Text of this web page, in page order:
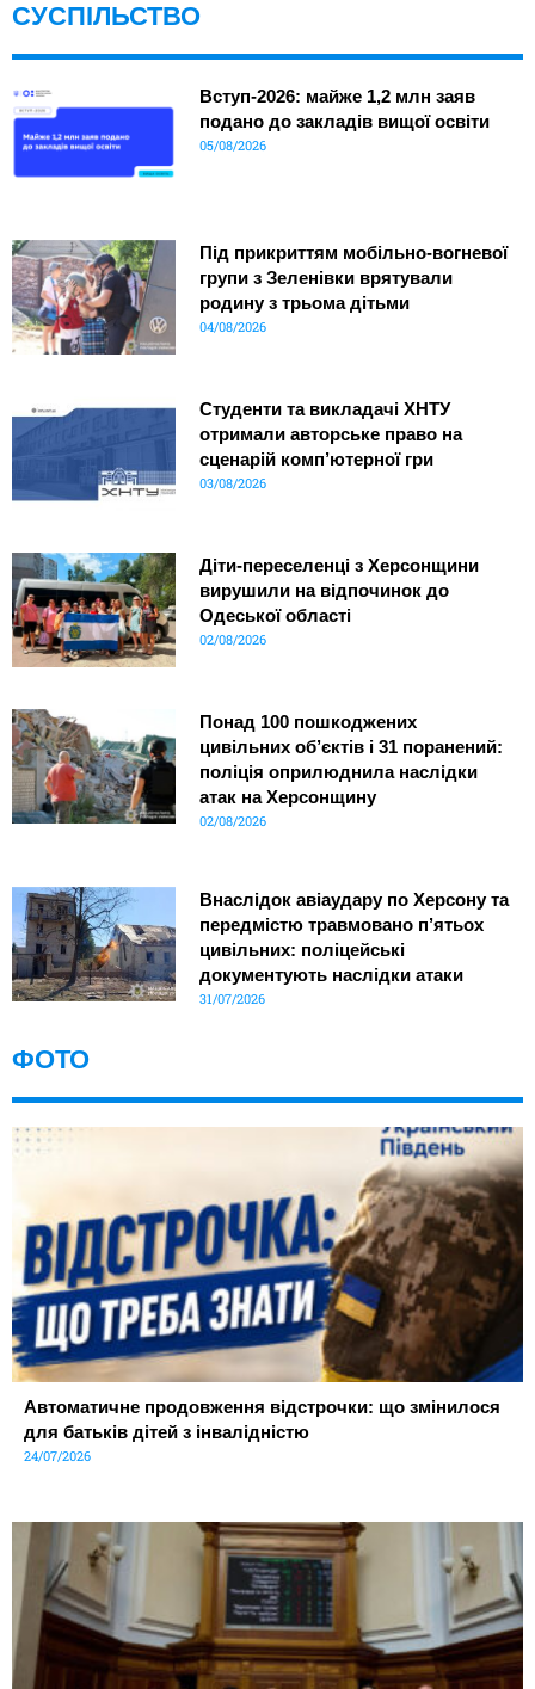
СУСПІЛЬСТВО
Вступ-2026: майже 1,2 млн заяв
подано до закладів вищої освіти
05/08/2026
Під прикриттям мобільно-вогневої
групи з Зеленівки врятували
родину з трьома дітьми
04/08/2026
Студенти та викладачі ХНТУ
отримали авторське право на
сценарій комп’ютерної гри
03/08/2026
Діти-переселенці з Херсонщини
вирушили на відпочинок до
Одеської області
02/08/2026
Понад 100 пошкоджених
цивільних об’єктів і 31 поранений:
поліція оприлюднила наслідки
атак на Херсонщину
02/08/2026
Внаслідок авіаудару по Херсону та
передмістю травмовано п’ятьох
цивільних: поліцейські
документують наслідки атаки
31/07/2026
ФОТО
Автоматичне продовження відстрочки: що змінилося
для батьків дітей з інвалідністю
24/07/2026